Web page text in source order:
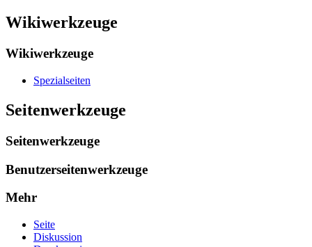
Wikiwerkzeuge
Wikiwerkzeuge
Spezialseiten
Seitenwerkzeuge
Seitenwerkzeuge
Benutzerseitenwerkzeuge
Mehr
Seite
Diskussion